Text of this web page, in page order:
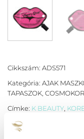
Cikkszám: ADS571
Kategória: AJAK
TAPASZOK COSMOKOR
Címke: K BEAUTY